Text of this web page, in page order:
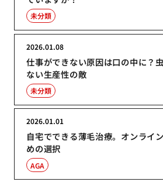
未分類
仕事ができない原因は口の中に？
ない生産性の敵
2026.01.08
未分類
自宅でできる薄毛治療。オンライ
めの選択
2026.01.01
AGA